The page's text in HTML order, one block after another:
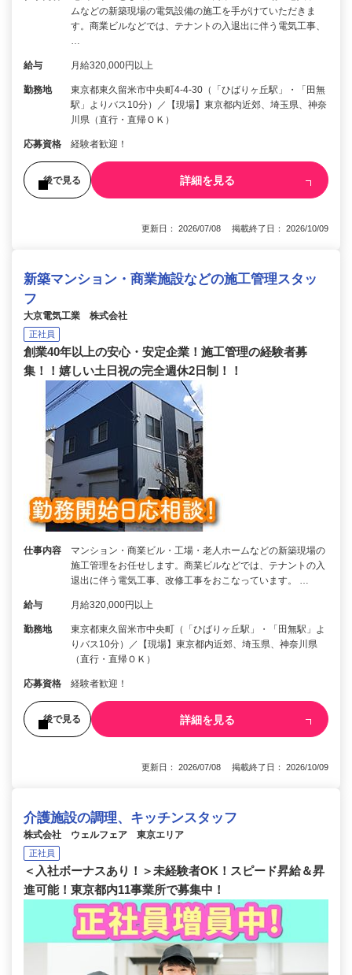
ムなどの新築現場の電気設備の施工を手がけていただきま
す。商業ビルなどでは、テナントの入退出に伴う電気工事、
…
給与 月給320,000円以上
勤務地
東京都東久留米市中央町4-4-30（「ひばりヶ丘駅」・「田無
駅」よりバス10分）／【現場】東京都内近郊、埼玉県、神奈
川県（直行・直帰ＯＫ）
応募資格 経験者歓迎！
後で見る 詳細を見る
更新日： 2026/07/08 掲載終了日： 2026/10/09
新築マンション・商業施設などの施工管理スタッ
フ
大京電気工業 株式会社
正社員
創業40年以上の安心・安定企業！施工管理の経験者募
集！！嬉しい土日祝の完全週休2日制！！
仕事内容
マンション・商業ビル・工場・老人ホームなどの新築現場の
施工管理をお任せします。商業ビルなどでは、テナントの入
退出に伴う電気工事、改修工事をおこなっています。 …
給与 月給320,000円以上
勤務地
東京都東久留米市中央町（「ひばりヶ丘駅」・「田無駅」よ
りバス10分）／【現場】東京都内近郊、埼玉県、神奈川県
（直行・直帰ＯＫ）
応募資格 経験者歓迎！
後で見る 詳細を見る
更新日： 2026/07/08 掲載終了日： 2026/10/09
介護施設の調理、キッチンスタッフ
株式会社 ウェルフェア 東京エリア
正社員
＜入社ボーナスあり！＞未経験者OK！スピード昇給＆昇
進可能！東京都内11事業所で募集中！